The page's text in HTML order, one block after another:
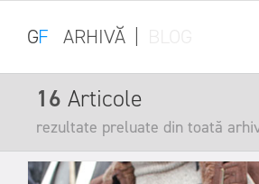
GF ARHIVĂ
16 Articole
rezultate preluate din toată